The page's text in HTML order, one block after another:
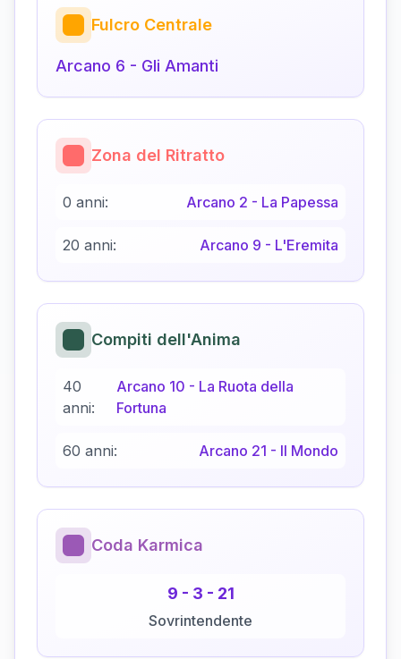
Fulcro Centrale
Arcano 6 - Gli Amanti
Zona del Ritratto
0 anni: Arcano 2 - La Papessa
20 anni: Arcano 9 - L'Eremita
Compiti dell'Anima
40
anni:
Arcano 10 - La Ruota della
Fortuna
60 anni: Arcano 21 - Il Mondo
Coda Karmica
9 - 3 - 21
Sovrintendente